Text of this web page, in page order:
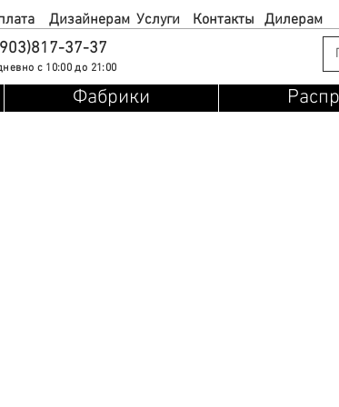
Дилерам
Дизайнерам Услуги
Контакты
37-37
с 10:00 до 21:00
Фабрики